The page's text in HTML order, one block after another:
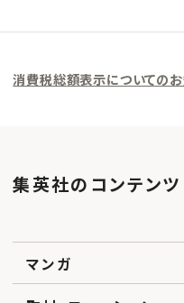
消費税総額表示についての
集英社のコンテン
マンガ